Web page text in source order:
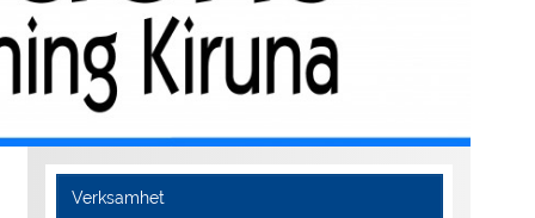
Verksamhet